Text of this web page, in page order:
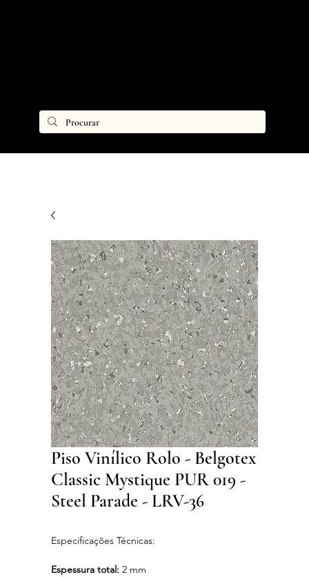
Piso Vinílico Rolo - Belgotex
Classic Mystique PUR 019 -
Steel Parade - LRV-36
Especificações Técnicas:
Espessura total: 2 mm